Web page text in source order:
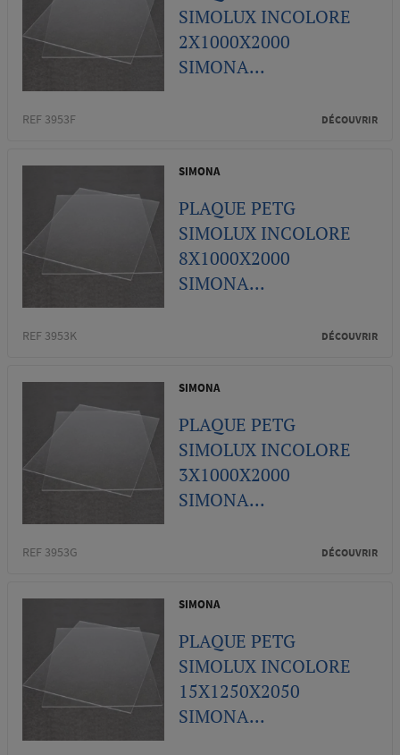
SIMOLUX INCOLORE
2X1000X2000
SIMONA...
REF 3953F DÉCOUVRIR
SIMONA
PLAQUE PETG
SIMOLUX INCOLORE
8X1000X2000
SIMONA...
REF 3953K DÉCOUVRIR
SIMONA
PLAQUE PETG
SIMOLUX INCOLORE
3X1000X2000
SIMONA...
REF 3953G DÉCOUVRIR
SIMONA
PLAQUE PETG
SIMOLUX INCOLORE
15X1250X2050
SIMONA...